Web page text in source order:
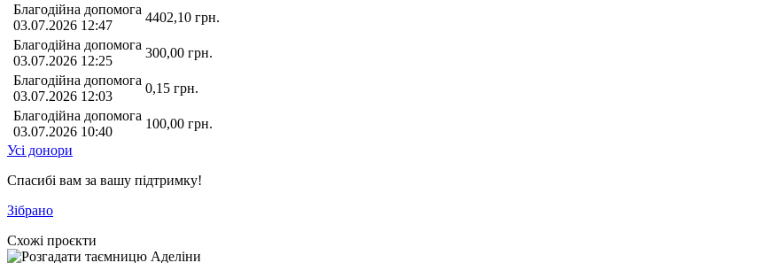
Благодійна допомога
03.07.2026 12:47
4402,10 грн.
Благодійна допомога
03.07.2026 12:25
300,00 грн.
Благодійна допомога
03.07.2026 12:03
0,15 грн.
Благодійна допомога
03.07.2026 10:40
100,00 грн.
Усі донори
Спасибі вам за вашу підтримку!
Зібрано
Схожі проєкти